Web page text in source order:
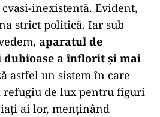
inexistentă. Evident,
strict politică. Iar sub
aparatul de
a înflorit și mai
astfel un sistem în care
refugiu de lux pentru figuri
ai lor, menținând